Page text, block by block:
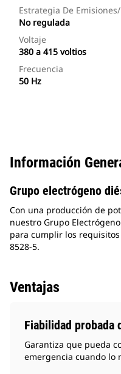
Estrategia De
No regulada
Voltaje
380 a 415 voltios
Frecuencia
50 Hz
Información
Grupo electrógeno
Con una producción de
nuestro Grupo
para cumplir los
8528-5.
Ventajas
Fiabilidad probada
Garantiza que pueda
emergencia cuando lo